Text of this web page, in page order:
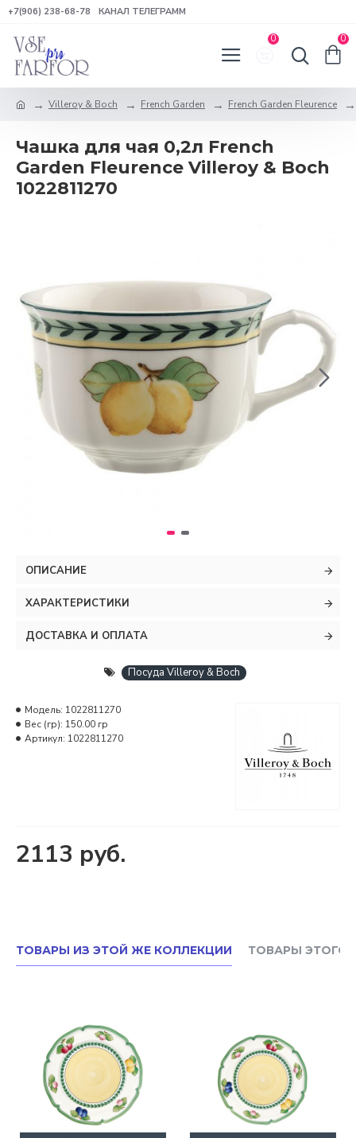
+7(906) 238-68-78 КАНАЛ ТЕЛЕГРАММ
0 0
Villeroy & Boch French Garden French Garden Fleurence
Чашка для чая 0,2л French
Garden Fleurence Villeroy & Boch
1022811270
ОПИСАНИЕ
ХАРАКТЕРИСТИКИ
ДОСТАВКА И ОПЛАТА
Посуда Villeroy & Boch
2113 руб.
Модель: 1022811270
Вес (гр): 150.00 гр
Артикул: 1022811270
ТОВАРЫ ИЗ ЭТОЙ ЖЕ КОЛЛЕКЦИИ ТОВАРЫ ЭТОГО